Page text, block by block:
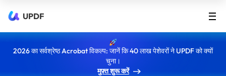
UPDF
2026 का सर्वश्रेष्ठ Acrobat विकल्प: जानें कि 40 लाख पेशेवरों ने UPDF को क्यों
चुना।
मुफ़्त शुरू करें